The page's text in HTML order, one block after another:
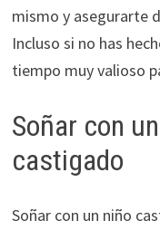
mismo y asegurarte
Incluso si no has
tiempo muy valioso
Soñar con
castigado
Soñar con un niño